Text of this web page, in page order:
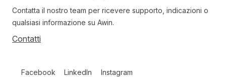
Contatta il nostro team per ricevere supporto, indicazioni o
qualsiasi informazione su Awin.
Contatti
Facebook LinkedIn Instagram